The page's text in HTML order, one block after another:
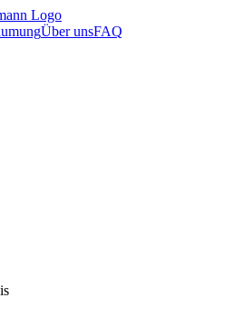
Über unsFAQ